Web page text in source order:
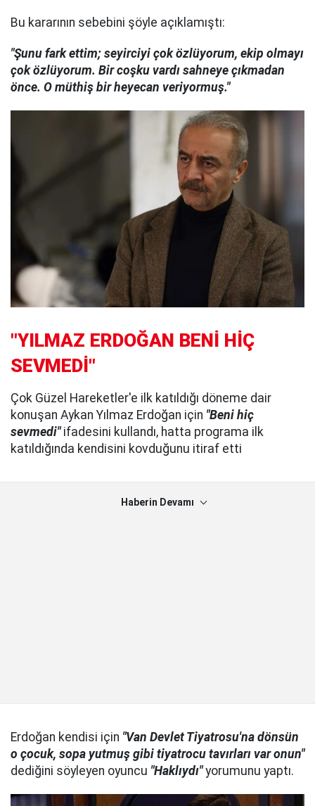
Bu kararının sebebini şöyle açıklamıştı:
"Şunu fark ettim; seyirciyi çok özlüyorum, ekip olmayı
çok özlüyorum. Bir coşku vardı sahneye çıkmadan
önce. O müthiş bir heyecan veriyormuş."
"YILMAZ ERDOĞAN BENİ HİÇ
SEVMEDİ"
Çok Güzel Hareketler'e ilk katıldığı döneme dair
konuşan Aykan Yılmaz Erdoğan için "Beni hiç
sevmedi"ifadesini kullandı, hatta programa ilk
katıldığında kendisini kovduğunu itiraf etti
Haberin Devamı
Erdoğan kendisi için "Van Devlet Tiyatrosu'na dönsün
o çocuk, sopa yutmuş gibi tiyatrocu tavırları var onun"
dediğini söyleyen oyuncu "Haklıydı"yorumunu yaptı.